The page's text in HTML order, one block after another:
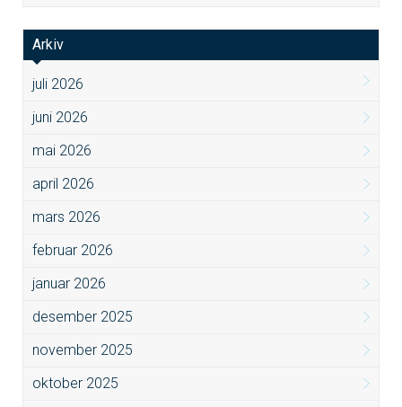
Arkiv
juli 2026
juni 2026
mai 2026
april 2026
mars 2026
februar 2026
januar 2026
desember 2025
november 2025
oktober 2025